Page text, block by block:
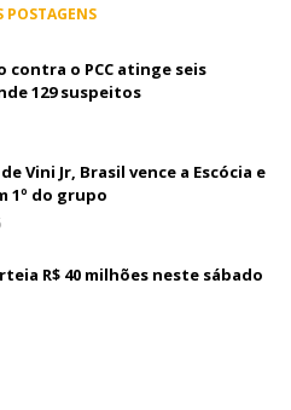
POSTAGENS
contra o PCC atinge seis
129 suspeitos
Vini Jr, Brasil vence a Escócia e
1º do grupo
R$ 40 milhões neste sábado